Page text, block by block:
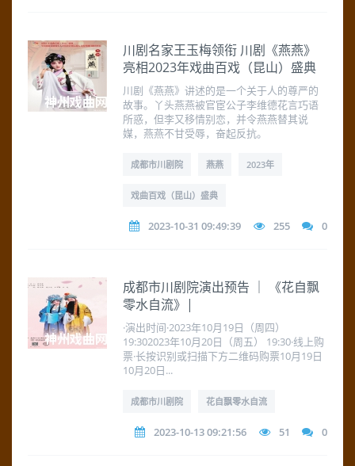
川剧名家王玉梅领衔 川剧《燕燕》
亮相2023年戏曲百戏（昆山）盛典
川剧《燕燕》讲述的是一个关于人的尊严的
故事。丫头燕燕被官宦公子李维德花言巧语
所惑，但李又移情别恋，并令燕燕替其说
媒，燕燕不甘受辱，奋起反抗。
成都市川剧院 燕燕 2023年
戏曲百戏（昆山）盛典
2023-10-31 09:49:39 255 0
成都市川剧院演出预告 ｜ 《花自飘
零水自流》|
·演出时间·2023年10月19日（周四）
19:302023年10月20日（周五） 19:30·线上购
票·长按识别或扫描下方二维码购票10月19日
10月20日...
成都市川剧院 花自飘零水自流
2023-10-13 09:21:56 51 0